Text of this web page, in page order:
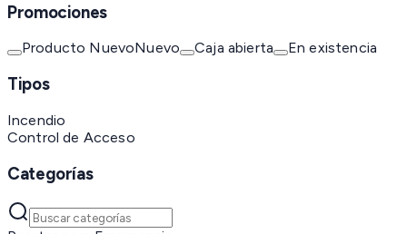
Promociones
Producto NuevoNuevo Caja abierta En existencia
Tipos
Incendio
Control de Acceso
Categorías